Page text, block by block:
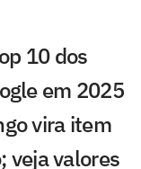
10 dos
em 2025
vira item
veja valores